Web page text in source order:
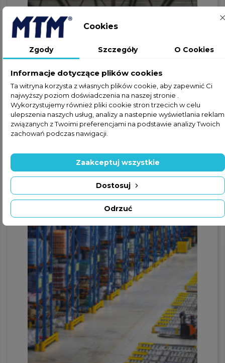
WARSZTATY SAMOCHODOWE
Cookies
Zgody Szczegóły O Cookies
Informacje dotyczące plików cookies
Ta witryna korzysta z własnych plików cookie, aby zapewnić Ci
najwyższy poziom doświadczenia na naszej stronie .
Wykorzystujemy również pliki cookie stron trzecich w celu
ulepszenia naszych usług, analizy a nastepnie wyświetlania reklam
związanych z Twoimi preferencjami na podstawie analizy Twoich
zachowań podczas nawigacji.
Odrzuć
Dostosuj
Zaakceptuj wszystkie